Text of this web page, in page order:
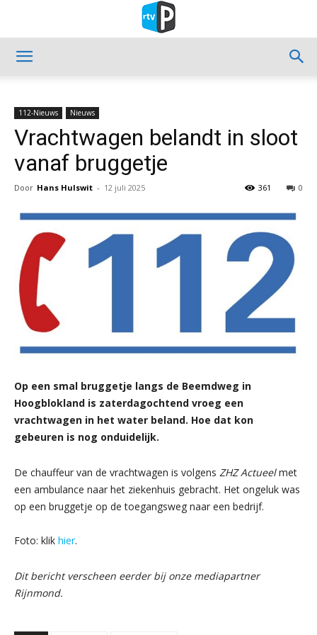
112-Nieuws Nieuws
Vrachtwagen belandt in sloot
vanaf bruggetje
Door Hans Hulswit - 12 juli 2025 0
361
Op een smal bruggetje langs de Beemdweg in
Hoogblokland is zaterdagochtend vroeg een
vrachtwagen in het water beland. Hoe dat kon
gebeuren is nog onduidelijk.
De chauffeur van de vrachtwagen is volgens ZHZ Actueelmet
een ambulance naar het ziekenhuis gebracht. Het ongeluk was
op een bruggetje op de toegangsweg naar een bedrijf.
Foto: klik hier.
Dit bericht verscheen eerder bij onze mediapartner
Rijnmond.